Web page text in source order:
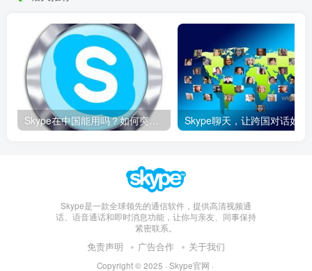
Skype在中国能用吗？如何突破限制畅享全球通话
Skype是一款全球领先的通信软件，提供高清视频通
话、语音通话和即时消息功能，让你与亲友、同事保持
紧密联系。
免责声明 广告合作 关于我们
Copyright © 2025 · Skype官网 ·